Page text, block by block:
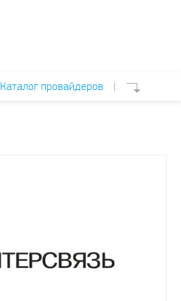
Каталог провайдеров |